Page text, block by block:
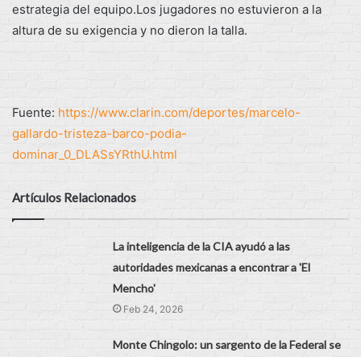
estrategia del equipo.Los jugadores no estuvieron a la
altura de su exigencia y no dieron la talla.
Fuente: https://www.clarin.com/deportes/marcelo-
gallardo-tristeza-barco-podia-
dominar_0_DLASsYRthU.html
Artículos Relacionados
La inteligencia de la CIA ayudó a las
autoridades mexicanas a encontrar a 'El
Mencho'
Feb 24, 2026
Monte Chingolo: un sargento de la Federal se